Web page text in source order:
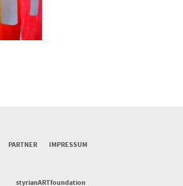
PARTNER IMPRESSUM
styrianARTfoundation